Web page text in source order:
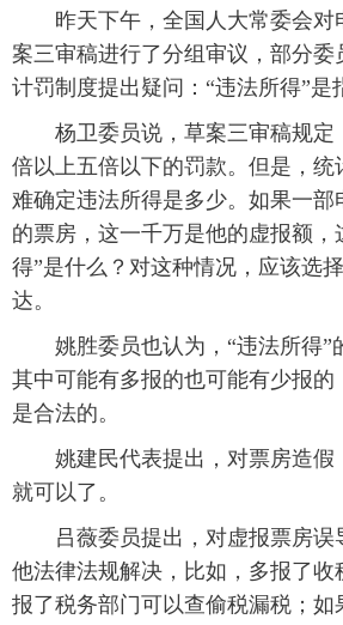
昨天下午，全国人大常委会对
案三审稿进行了分组审议，部分委
计罚制度提出疑问：“违法所得”是
杨卫委员说，草案三审稿规定
倍以上五倍以下的罚款。但是，统
难确定违法所得是多少。如果一部
的票房，这一千万是他的虚报额，
得”是什么？对这种情况，应该选
达。
姚胜委员也认为，“违法所得”
其中可能有多报的也可能有少报的
是合法的。
姚建民代表提出，对票房造假
就可以了。
吕薇委员提出，对虚报票房误
他法律法规解决，比如，多报了收
报了税务部门可以查偷税漏税；如